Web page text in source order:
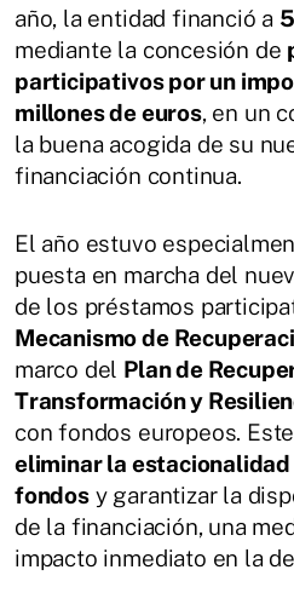
año, la entidad financió a
mediante la concesión de
participativos por un
millones de euros, en un
la buena acogida de su
financiación continua.
El año estuvo
puesta en marcha del
de los préstamos
Mecanismo de
marco del Plan de
Transformación y
con fondos europeos.
eliminar la estacionalidad
fondosy garantizar la
de la financiación, una
impacto inmediato en la